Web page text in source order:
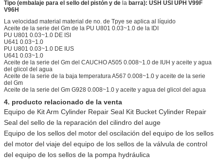
Tipo (embalaje para el sello del pistón y de la barra): USH USI UPH V99F
V96H
La velocidad material material de no. de Tpye se aplica al líquido
Aceite de la serie del Gm de la PU U801 0.03~1.0 de la IDI
PU U801 0.03~1.0 DE ISI
U641 0.03~1.0
PU U801 0.03~1.0 DE IUS
U641 0.03~1.0
Aceite de la serie del Gm del CAUCHO A505 0.008~1.0 de IUH y aceite y agua
del glicol del agua
Aceite de la serie de la baja temperatura A567 0.008~1.0 y aceite de la serie
del Gm
Aceite de la serie del Gm G928 0.008~1.0 y aceite y agua del glicol del agua
4. producto relacionado de la venta
Equipo de Kit Arm Cylinder Repair Seal Kit Bucket Cylinder Repair
Seal del sello de la reparación del cilindro del auge
Equipo de los sellos del motor del oscilación del equipo de los sellos
del motor del viaje del equipo de los sellos de la válvula de control
del equipo de los sellos de la pompa hydráulica